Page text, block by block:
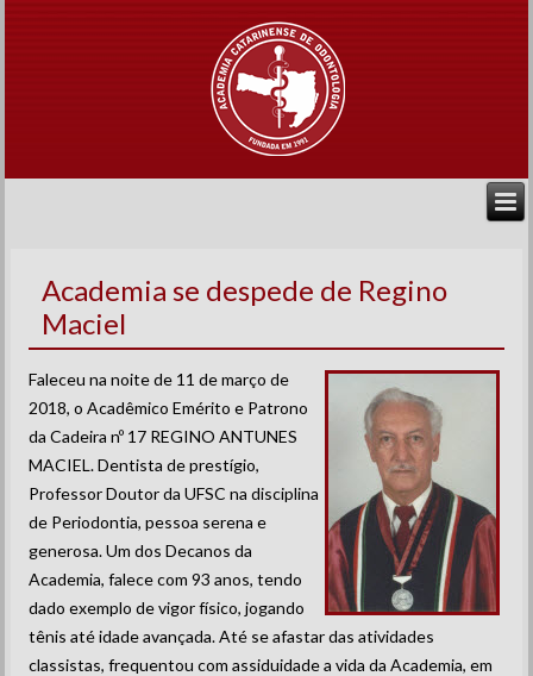
Academia se despede de Regino
Maciel
Faleceu na noite de 11 de março de
2018, o Acadêmico Emérito e Patrono
da Cadeira nº 17 REGINO ANTUNES
MACIEL. Dentista de prestígio,
Professor Doutor da UFSC na disciplina
de Periodontia, pessoa serena e
generosa. Um dos Decanos da
Academia, falece com 93 anos, tendo
dado exemplo de vigor físico, jogando
tênis até idade avançada. Até se afastar das atividades
classistas, frequentou com assiduidade a vida da Academia, em